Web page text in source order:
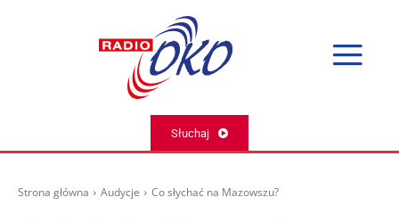
Słuchaj
Strona główna Audycje Co słychać na Mazowszu?